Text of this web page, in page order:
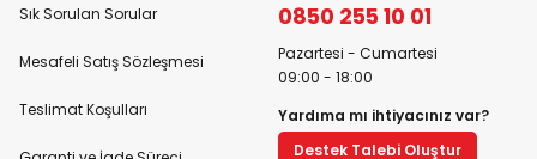
Sık Sorulan Sorular
Mesafeli Satış Sözleşmesi
Teslimat Koşulları
0850 255 10 01
Pazartesi - Cumartesi
09:00 - 18:00
Yardıma mı ihtiyacınız var?
Destek Talebi Oluştur